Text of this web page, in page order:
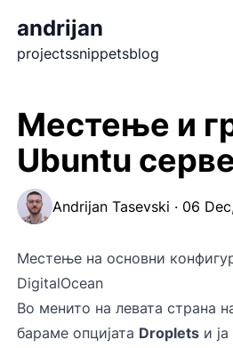
andrijan
projectssnippetsblog
Местење и
Ubuntu
Andrijan Tasevski · 06
Местење на основни
DigitalOcean
Во менито на левата страна
бараме опцијата Dropletsи ја